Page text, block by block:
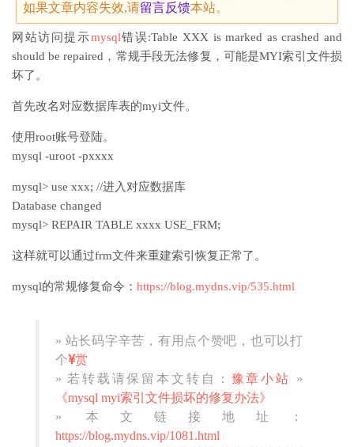
如果文章内容失效,请留言反馈本站。
网站访问提示mysql错误:Table XXX is marked as crashed and
should be repaired，常规手段无法修复，可能是MYI索引文件损
坏了。
首先改名对应数据库表的myi文件。
使用root账号登陆。
mysql -uroot -pxxxx
mysql> use xxx; //进入对应数据库
Database changed
mysql> REPAIR TABLE xxxx USE_FRM;
这样就可以通过frm文件来重建索引恢复正常了。
mysql的常规修复命令： https://blog.mydns.vip/535.html
» 站长码字辛苦，有用点个赞吧，也可以打
个 赏
» 若转载请保留本文转自： 豫章小站
»
《mysql myi索引文件损坏的修复办法》
» 本文链接地址：
https://blog.mydns.vip/1081.html